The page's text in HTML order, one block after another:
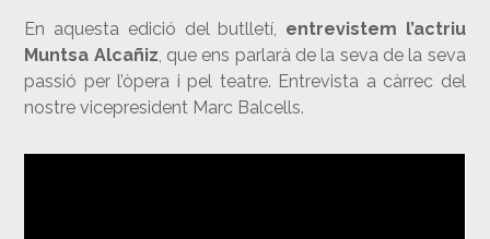
En aquesta edició del butlletí, entrevistem l’actriu
Muntsa Alcañiz, que ens parlarà de la seva de la seva
passió per l’òpera i pel teatre. Entrevista a càrrec del
nostre vicepresident Marc Balcells.